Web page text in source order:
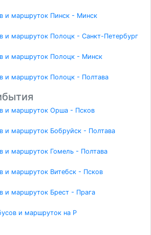
и маршруток Пинск - Минск
и маршруток Полоцк - Санкт-Петербург
и маршруток Полоцк - Минск
и маршруток Полоцк - Полтава
и маршруток Орша - Псков
и маршруток Бобруйск - Полтава
и маршруток Гомель - Полтава
и маршруток Витебск - Псков
и маршруток Брест - Прага
и маршруток на P